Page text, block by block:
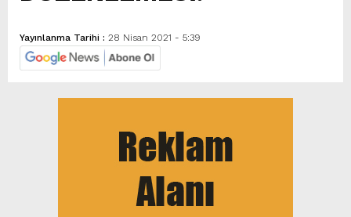
Yayınlanma Tarihi : 28 Nisan 2021 - 5:39